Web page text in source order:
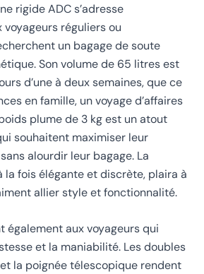
rigide ADC s’adresse
réguliers ou
un bagage de soute
Son volume de 65 litres est
d’une à deux semaines, que ce
en famille, un voyage d’affaires
plume de 3 kg est un atout
souhaitent maximiser leur
alourdir leur bagage. La
la fois élégante et discrète, plaira à
allier style et fonctionnalité.
également aux voyageurs qui
et la maniabilité. Les doubles
la poignée télescopique rendent